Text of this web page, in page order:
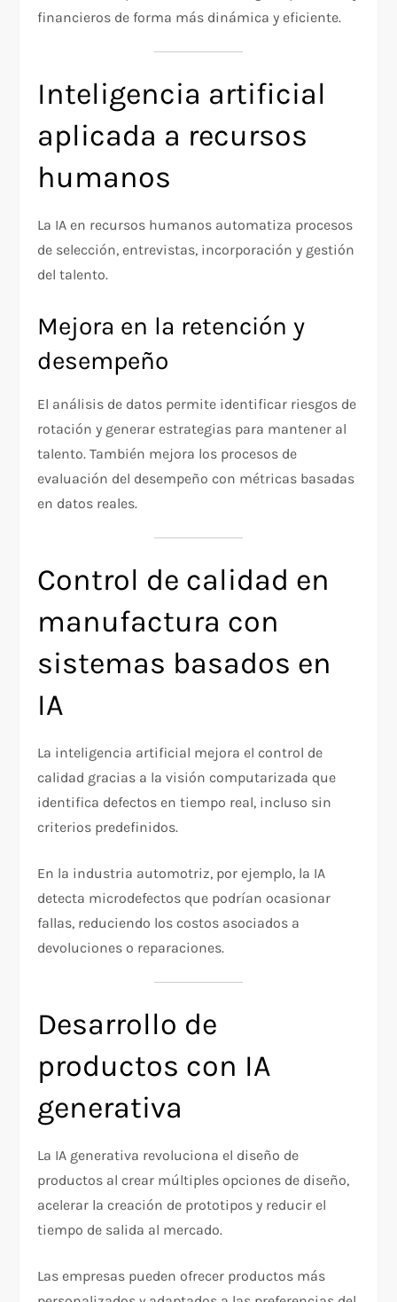
financieros de forma más dinámica y eficiente.
Inteligencia artificial
aplicada a recursos
humanos
La IA en recursos humanos automatiza procesos
de selección, entrevistas, incorporación y gestión
del talento.
Mejora en la retención y
desempeño
El análisis de datos permite identificar riesgos de
rotación y generar estrategias para mantener al
talento. También mejora los procesos de
evaluación del desempeño con métricas basadas
en datos reales.
Control de calidad en
manufactura con
sistemas basados en
IA
La inteligencia artificial mejora el control de
calidad gracias a la visión computarizada que
identifica defectos en tiempo real, incluso sin
criterios predefinidos.
En la industria automotriz, por ejemplo, la IA
detecta microdefectos que podrían ocasionar
fallas, reduciendo los costos asociados a
devoluciones o reparaciones.
Desarrollo de
productos con IA
generativa
La IA generativa revoluciona el diseño de
productos al crear múltiples opciones de diseño,
acelerar la creación de prototipos y reducir el
tiempo de salida al mercado.
Las empresas pueden ofrecer productos más